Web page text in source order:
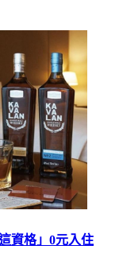
資格」0元入住